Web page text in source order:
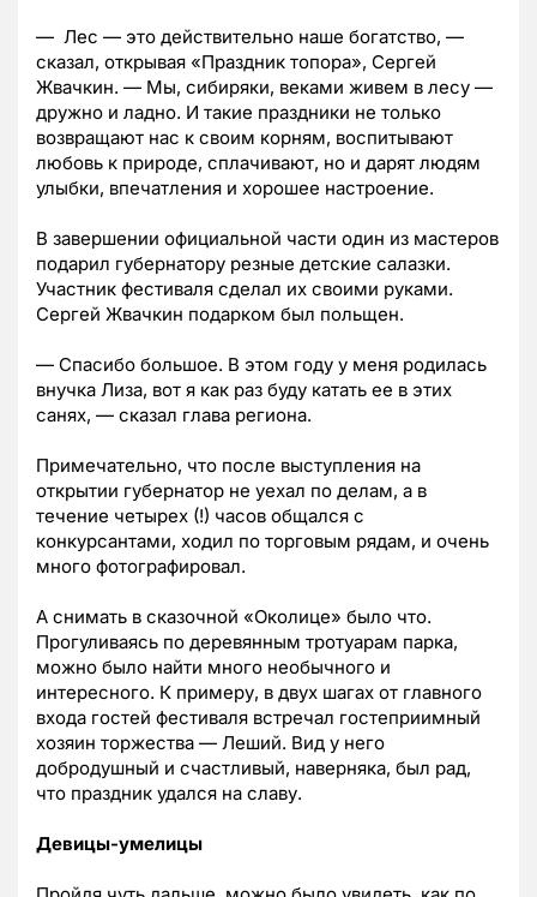
— Лес — это действительно наше богатство, —
сказал, открывая «Праздник топора», Сергей
Жвачкин. — Мы, сибиряки, веками живем в лесу —
дружно и ладно. И такие праздники не только
возвращают нас к своим корням, воспитывают
любовь к природе, сплачивают, но и дарят людям
улыбки, впечатления и хорошее настроение.
В завершении официальной части один из мастеров
подарил губернатору резные детские салазки.
Участник фестиваля сделал их своими руками.
Сергей Жвачкин подарком был польщен.
— Спасибо большое. В этом году у меня родилась
внучка Лиза, вот я как раз буду катать ее в этих
санях, — сказал глава региона.
Примечательно, что после выступления на
открытии губернатор не уехал по делам, а в
течение четырех (!) часов общался с
конкурсантами, ходил по торговым рядам, и очень
много фотографировал.
А снимать в сказочной «Околице» было что.
Прогуливаясь по деревянным тротуарам парка,
можно было найти много необычного и
интересного. К примеру, в двух шагах от главного
входа гостей фестиваля встречал гостеприимный
хозяин торжества — Леший. Вид у него
добродушный и счастливый, наверняка, был рад,
что праздник удался на славу.
Девицы-умелицы